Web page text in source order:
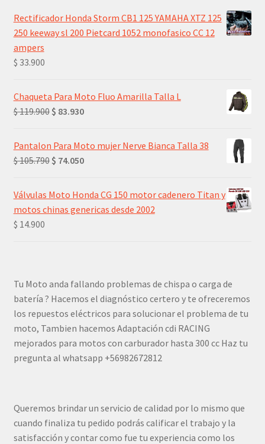
Rectificador Honda Storm CB1 125 YAMAHA XTZ 125
250 keeway sl 200 Pietcard 1052 monofasico CC 12
ampers
$ 33.900
Chaqueta Para Moto Fluo Amarilla Talla L
$119.900 El
original
era:
$ 83.930El
actual
es:
Pantalon Para Moto mujer Nerve Bianca Talla 38
$105.790 El
original
era:
$ 74.050El
actual
Válvulas Moto Honda CG 150 motor cadenero Titan y
motos chinas genericas desde 2002
$ 14.900
Tu Moto anda fallando problemas de chispa o carga de
batería ? Hacemos el diagnóstico certero y te ofreceremos
los repuestos eléctricos para solucionar el problema de tu
moto, Tambien hacemos Adaptación cdi RACING
mejorados para motos con carburador hasta 300 cc Haz tu
pregunta al whatsapp +56982672812
Queremos brindar un servicio de calidad por lo mismo que
cuando finaliza tu pedido podrás calificar el trabajo y la
satisfacción y contar como fue tu experiencia como los